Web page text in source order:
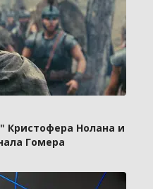
Кристофера Нолана и
Гомера